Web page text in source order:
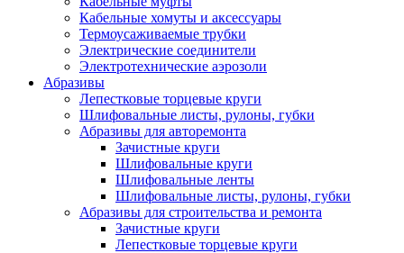
Кабельные хомуты и аксессуары
Термоусаживаемые трубки
Электрические соединители
Электротехнические аэрозоли
Абразивы
Лепестковые торцевые круги
Шлифовальные листы, рулоны, губки
Абразивы для авторемонта
Зачистные круги
Шлифовальные круги
Шлифовальные ленты
Шлифовальные листы, рулоны, губки
Абразивы для строительства и ремонта
Зачистные круги
Лепестковые торцевые круги